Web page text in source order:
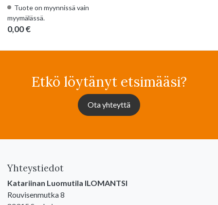
Tuote on myynnissä vain
myymälässä.
0,00 €
Etkö löytänyt etsimääsi?
Ota yhteyttä
Yhteystiedot
Katariinan Luomutila ILOMANTSI
Rouvisenmutka 8